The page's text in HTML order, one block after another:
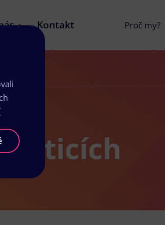
Kontakt Proč my?